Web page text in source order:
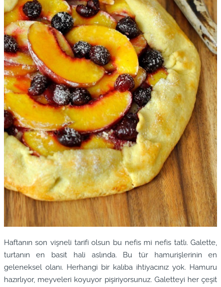
Haftanın son vişneli tarifi olsun bu nefis mi nefis tatlı. Galette,
turtanın en basit hali aslında. Bu tür hamurişlerinin en
geleneksel olanı. Herhangi bir kalıba ihtiyacınız yok. Hamuru
hazırlıyor, meyveleri koyuyor pişiriyorsunuz. Galetteyi her çeşit